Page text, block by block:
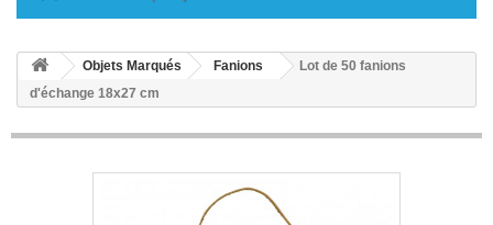
Objets Marqués Fanions
Lot de 50 fanions
d'échange 18x27 cm